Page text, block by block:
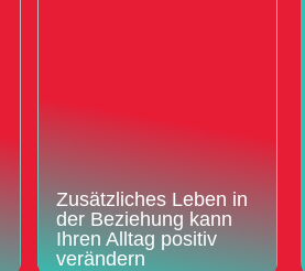
Zusätzliches Leben in
der Beziehung kann
Ihren Alltag positiv
verändern